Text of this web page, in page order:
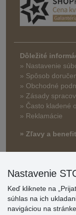
Dôležité
» Nastavenie
» Spôsob
» Obchodné
» Zásady
» Často kladené
» Reklamácie
» Zľavy a
Nastavenie
Keď kliknete na
súhlas na ich
navigáciou na